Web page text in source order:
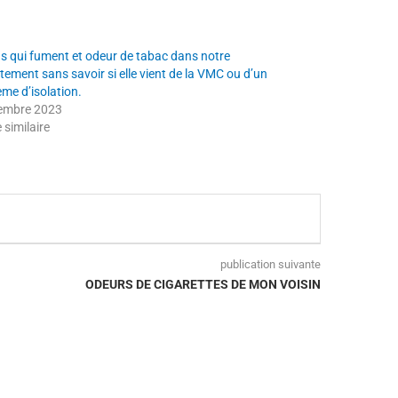
qui fument et odeur de tabac dans notre
sans savoir si elle vient de la VMC ou d’un
d’isolation.
2023
similaire
publication suivante
ODEURS DE CIGARETTES DE MON VOISIN